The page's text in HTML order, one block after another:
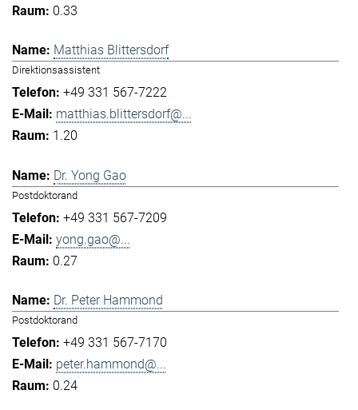
0.33
Matthias Blittersdorf
Direktionsassistent
+49 331 567-7222
matthias.blittersdorf@...
1.20
Dr. Yong Gao
Postdoktorand
+49 331 567-7209
yong.gao@...
0.27
Dr. Peter Hammond
Postdoktorand
+49 331 567-7170
peter.hammond@...
0.24